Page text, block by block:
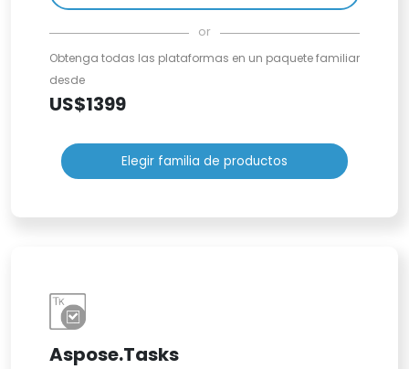
or
Obtenga todas las plataformas en un paquete familiar
desde
US$1399
Elegir familia de productos
Aspose.Tasks